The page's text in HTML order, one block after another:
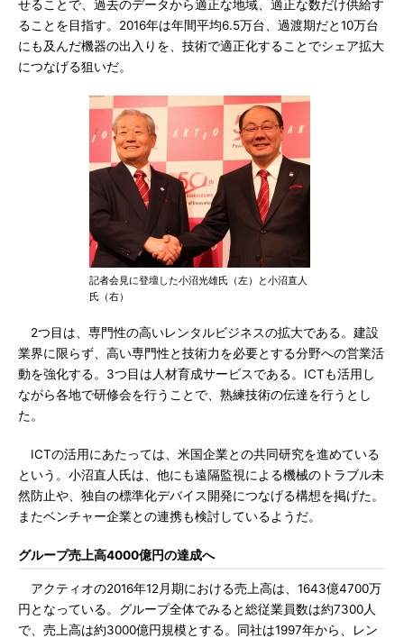
せることで、過去のデータから適正な地域、適正な数だけ供給す
ることを目指す。2016年は年間平均6.5万台、過渡期だと10万台
にも及んだ機器の出入りを、技術で適正化することでシェア拡大
につなげる狙いだ。
記者会見に登壇した小沼光雄氏（左）と小沼直人
氏（右）
2つ目は、専門性の高いレンタルビジネスの拡大である。建設
業界に限らず、高い専門性と技術力を必要とする分野への営業活
動を強化する。3つ目は人材育成サービスである。ICTも活用し
ながら各地で研修会を行うことで、熟練技術の伝達を行うとし
た。
ICTの活用にあたっては、米国企業との共同研究を進めている
という。小沼直人氏は、他にも遠隔監視による機械のトラブル未
然防止や、独自の標準化デバイス開発につなげる構想を掲げた。
またベンチャー企業との連携も検討しているようだ。
グループ売上高4000億円の達成へ
アクティオの2016年12月期における売上高は、1643億4700万
円となっている。グループ全体でみると総従業員数は約7300人
で、売上高は約3000億円規模とする。同社は1997年から、レン